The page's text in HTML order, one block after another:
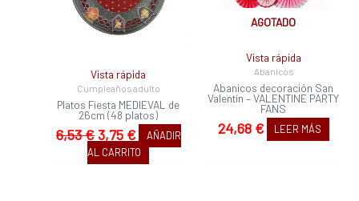
Vista rápida
Cumpleaños adulto
Platos Fiesta MEDIEVAL de
26cm (48 platos)
6,53€ 3,75 €
AÑADIR
AL CARRITO
AGOTADO
Vista rápida
Abanicos
Abanicos decoración San
Valentín – VALENTINE PARTY
FANS
24,68 € LEER MÁS